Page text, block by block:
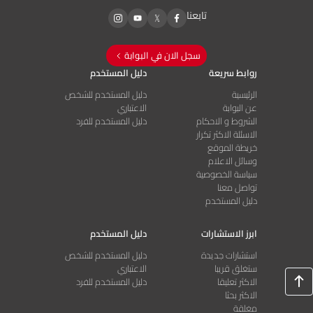
تابعنا
سجل الان في البوابة
روابط سريعة
الرئيسية
عن البوابة
الشروط و الاحكام
الاسئلة الاكثر تكرار
خريطة الموقع
وسائل الاعلام
سياسة الخصوصية
تواصل معنا
دليل المستخدم
دليل المستخدم
دليل المستخدم للشخص
الاعتباري
دليل المستخدم للفرد
ابرز الاستشارات
استشارات جديدة
ستغلق قريبا
الاكثر تعليقا
الاكثر بحثا
مغلقة
دليل المستخدم
دليل المستخدم للشخص
الاعتباري
دليل المستخدم للفرد